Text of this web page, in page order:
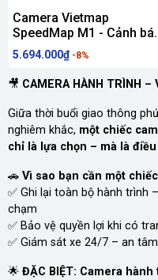
Camera Vietmap
SpeedMap M1 - Cảnh
tốc độ giới hạn - Cảnh báo
Vượt tốc độ - Ghi hình 2K
hành trình ô tô - Hàng
chính hãng
5.694.000₫ -8%
🎥 CAMERA HÀNH TRÌNH –
Giữa thời buổi giao thông
nghiêm khắc, một chiếc
chỉ là lựa chọn – mà là
🚗 Vì sao bạn cần một
✅ Ghi lại toàn bộ hành trình
chạm
✅ Bảo vệ quyền lợi khi có
✅ Giám sát xe 24/7 – an
🌟 ĐẶC BIỆT: Camera hành